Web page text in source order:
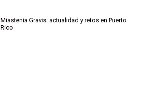
Miastenia Gravis: actualidad y retos en Puerto
Rico